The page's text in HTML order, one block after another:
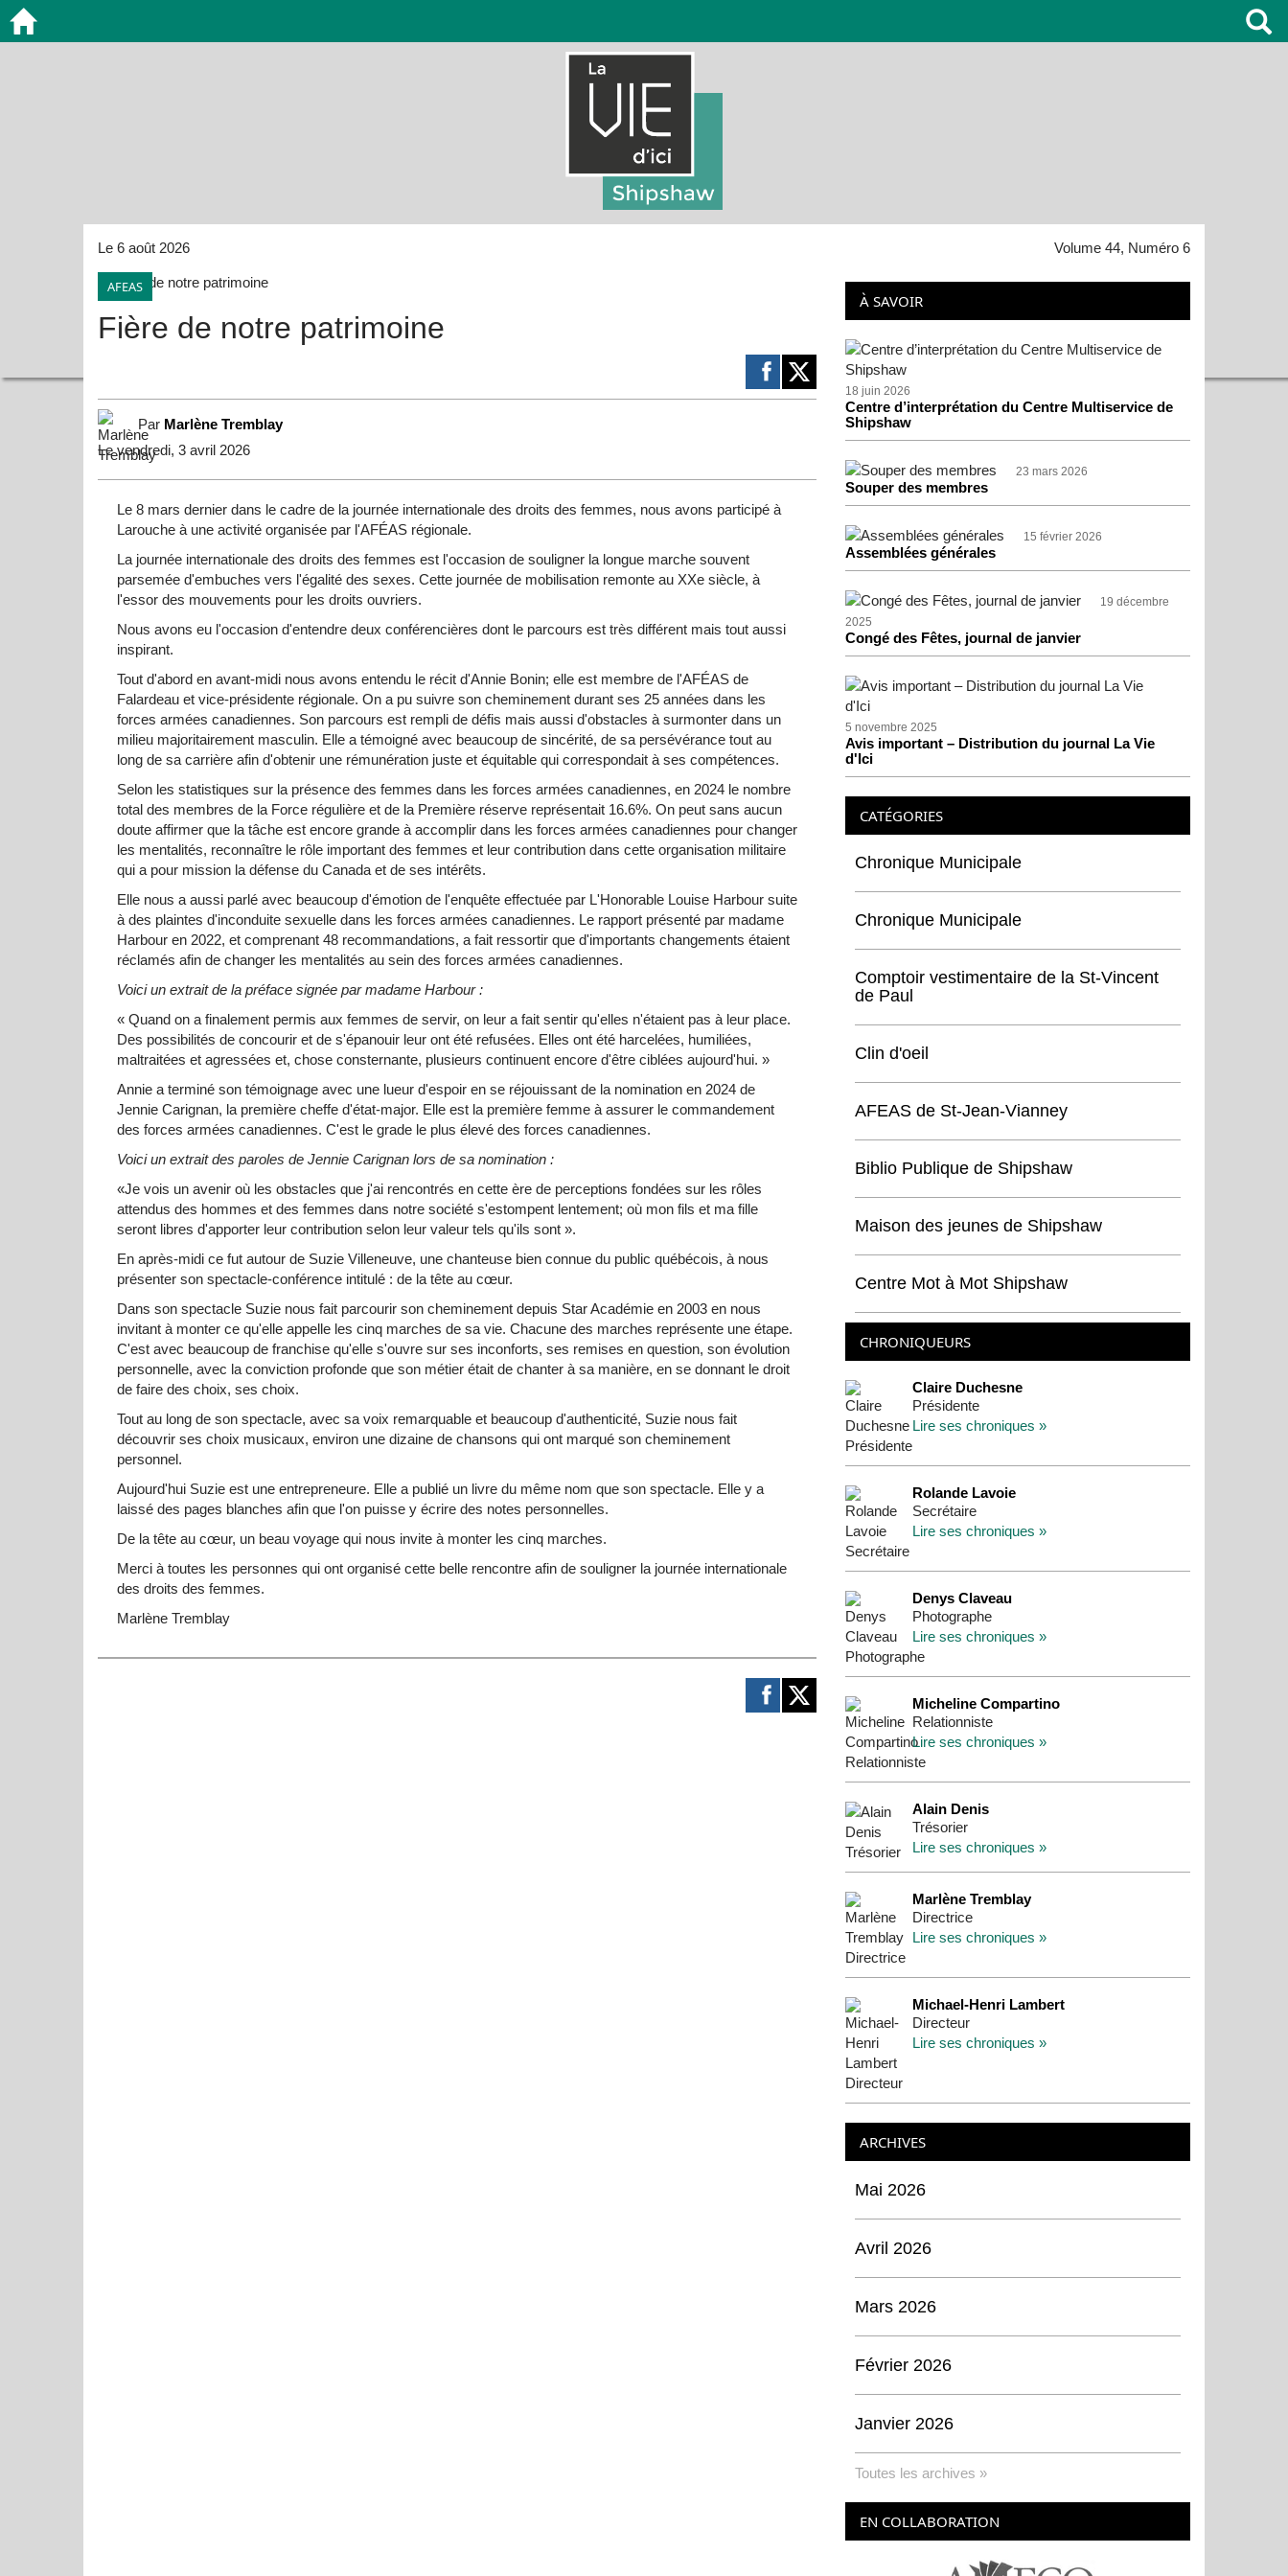
Le 6 août 2026 Volume 44, Numéro 6
AFEAS
Fière de notre patrimoine
Par Marlène Tremblay
Le vendredi, 3 avril 2026
Le 8 mars dernier dans le cadre de la journée internationale des droits des femmes, nous avons participé à
Larouche à une activité organisée par l'AFÉAS régionale.
La journée internationale des droits des femmes est l'occasion de souligner la longue marche souvent
parsemée d'embuches vers l'égalité des sexes. Cette journée de mobilisation remonte au XXe siècle, à
l'essor des mouvements pour les droits ouvriers.
Nous avons eu l'occasion d'entendre deux conférencières dont le parcours est très différent mais tout aussi
inspirant.
Tout d'abord en avant-midi nous avons entendu le récit d'Annie Bonin; elle est membre de l'AFÉAS de
Falardeau et vice-présidente régionale. On a pu suivre son cheminement durant ses 25 années dans les
forces armées canadiennes. Son parcours est rempli de défis mais aussi d'obstacles à surmonter dans un
milieu majoritairement masculin. Elle a témoigné avec beaucoup de sincérité, de sa persévérance tout au
long de sa carrière afin d'obtenir une rémunération juste et équitable qui correspondait à ses compétences.
Selon les statistiques sur la présence des femmes dans les forces armées canadiennes, en 2024 le nombre
total des membres de la Force régulière et de la Première réserve représentait 16.6%. On peut sans aucun
doute affirmer que la tâche est encore grande à accomplir dans les forces armées canadiennes pour changer
les mentalités, reconnaître le rôle important des femmes et leur contribution dans cette organisation militaire
qui a pour mission la défense du Canada et de ses intérêts.
Elle nous a aussi parlé avec beaucoup d'émotion de l'enquête effectuée par L'Honorable Louise Harbour suite
à des plaintes d'inconduite sexuelle dans les forces armées canadiennes. Le rapport présenté par madame
Harbour en 2022, et comprenant 48 recommandations, a fait ressortir que d'importants changements étaient
réclamés afin de changer les mentalités au sein des forces armées canadiennes.
Voici un extrait de la préface signée par madame Harbour :
« Quand on a finalement permis aux femmes de servir, on leur a fait sentir qu'elles n'étaient pas à leur place.
Des possibilités de concourir et de s'épanouir leur ont été refusées. Elles ont été harcelées, humiliées,
maltraitées et agressées et, chose consternante, plusieurs continuent encore d'être ciblées aujourd'hui. »
Annie a terminé son témoignage avec une lueur d'espoir en se réjouissant de la nomination en 2024 de
Jennie Carignan, la première cheffe d'état-major. Elle est la première femme à assurer le commandement
des forces armées canadiennes. C'est le grade le plus élevé des forces canadiennes.
Voici un extrait des paroles de Jennie Carignan lors de sa nomination :
«Je vois un avenir où les obstacles que j'ai rencontrés en cette ère de perceptions fondées sur les rôles
attendus des hommes et des femmes dans notre société s'estompent lentement; où mon fils et ma fille
seront libres d'apporter leur contribution selon leur valeur tels qu'ils sont ».
En après-midi ce fut autour de Suzie Villeneuve, une chanteuse bien connue du public québécois, à nous
présenter son spectacle-conférence intitulé : de la tête au cœur.
Dans son spectacle Suzie nous fait parcourir son cheminement depuis Star Académie en 2003 en nous
invitant à monter ce qu'elle appelle les cinq marches de sa vie. Chacune des marches représente une étape.
C'est avec beaucoup de franchise qu'elle s'ouvre sur ses inconforts, ses remises en question, son évolution
personnelle, avec la conviction profonde que son métier était de chanter à sa manière, en se donnant le droit
de faire des choix, ses choix.
Tout au long de son spectacle, avec sa voix remarquable et beaucoup d'authenticité, Suzie nous fait
découvrir ses choix musicaux, environ une dizaine de chansons qui ont marqué son cheminement
personnel.
Aujourd'hui Suzie est une entrepreneure. Elle a publié un livre du même nom que son spectacle. Elle y a
laissé des pages blanches afin que l'on puisse y écrire des notes personnelles.
De la tête au cœur, un beau voyage qui nous invite à monter les cinq marches.
Merci à toutes les personnes qui ont organisé cette belle rencontre afin de souligner la journée internationale
des droits des femmes.
Marlène Tremblay
À SAVOIR
18 juin 2026
Centre d’interprétation du Centre Multiservice de
Shipshaw
23 mars 2026
Souper des membres
15 février 2026
Assemblées générales
19 décembre
2025
Congé des Fêtes, journal de janvier
5 novembre 2025
Avis important – Distribution du journal La Vie
d'Ici
CATÉGORIES
Chronique Municipale
Chronique Municipale
Comptoir vestimentaire de la St-Vincent
de Paul
Clin d'oeil
AFEAS de St-Jean-Vianney
Biblio Publique de Shipshaw
Maison des jeunes de Shipshaw
Centre Mot à Mot Shipshaw
CHRONIQUEURS
Claire Duchesne
Présidente
Lire ses chroniques »
Rolande Lavoie
Secrétaire
Lire ses chroniques »
Denys Claveau
Photographe
Lire ses chroniques »
Micheline Compartino
Relationniste
Lire ses chroniques »
Alain Denis
Trésorier
Lire ses chroniques »
Marlène Tremblay
Directrice
Lire ses chroniques »
Michael-Henri Lambert
Directeur
Lire ses chroniques »
ARCHIVES
Mai 2026
Avril 2026
Mars 2026
Février 2026
Janvier 2026
Toutes les archives »
EN COLLABORATION